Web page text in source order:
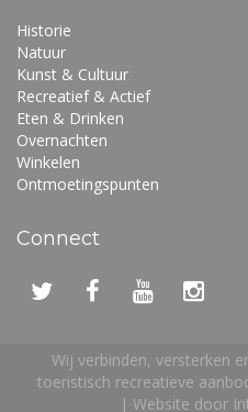
Historie
Natuur
Kunst & Cultuur
Recreatief & Actief
Eten & Drinken
Overnachten
Winkelen
Ontmoetingspunten
Connect
Wij verbinden, versterken
toeristisch recreatieve
| Website door